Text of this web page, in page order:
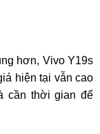
hơn, Vivo Y19s
hiện tại vẫn cao
cần thời gian để